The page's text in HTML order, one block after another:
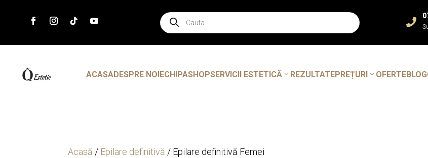
Products
search

ACASADESPRE NOI ECHIPASHOPSERVICII ESTETICĂ REZULTATEPREȚURI OFERTEBLOG
Acasă / Epilare definitivă / Epilare definitivă Femei